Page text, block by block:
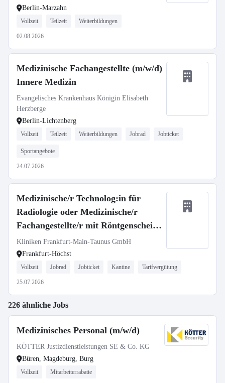
Berlin-Marzahn
Vollzeit Teilzeit Weiterbildungen
02.08.2026
Medizinische Fachangestellte (m/w/d)
Innere Medizin
Evangelisches Krankenhaus Königin Elisabeth
Herzberge
Berlin-Lichtenberg
Vollzeit Teilzeit Weiterbildungen Jobrad Jobticket
Sportangebote
24.07.2026
Medizinische/r Technolog:in für
Radiologie oder Medizinische/r
Fachangestellte/r mit Röntgenschein
(m/w/d)
Kliniken Frankfurt-Main-Taunus GmbH
Frankfurt-Höchst
Vollzeit Jobrad Jobticket Kantine Tarifvergütung
25.07.2026
226 ähnliche Jobs
Medizinisches Personal (m/w/d)
KÖTTER Justizdienstleistungen SE & Co. KG
Büren, Magdeburg, Burg
Vollzeit Mitarbeiterrabatte